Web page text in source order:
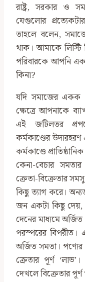
রাষ্ট্র, সরকার ও
যেগুলোর
তাহলে বলেন,
থাক। আমাকে
পরিবারকে আপনি
কিনা?
যদি সমাজের একক
ক্ষেত্রে আপনাকে
এই জটিলতর
কর্মকাণ্ডের
কর্মকাণ্ডে
কেনা-বেচার
ক্রেতা-বিক্রেতার
কিছু ত্যাগ করে।
জন একটা কিছু দেয়,
দেনের মাধ্যমে
পরস্পরের বিপরীত।
অর্জিত সমতা। পণ্যের
ক্রেতার পূর্ণ
দেখলে বিক্রেতার পূর্ণ